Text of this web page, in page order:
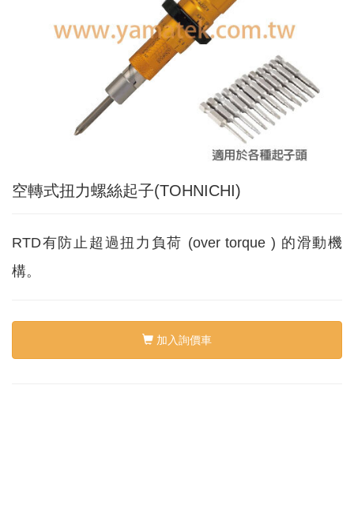
們
0
空轉式扭力螺絲起子(TOHNICHI)
RTD有防止超過扭力負荷 (over torque ) 的滑動機
構。
加入詢價車